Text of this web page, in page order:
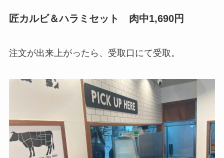
匠カルビ＆ハラミセット 肉中1,690円
注文が出来上がったら、受取口にて受取。